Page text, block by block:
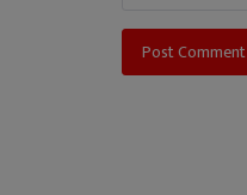
Post Comment